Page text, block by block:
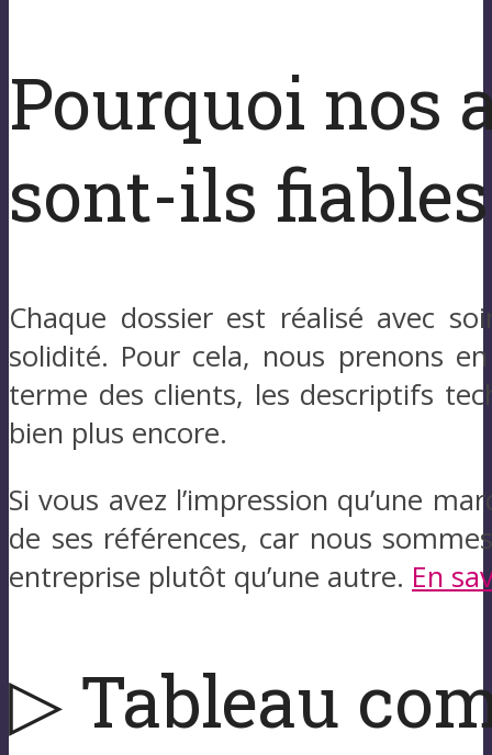
Pourquoi nos
sont-ils
Chaque dossier est réalisé avec
solidité. Pour cela, nous prenons
terme des clients, les descriptifs
bien plus encore.
Si vous avez l’impression qu’une
de ses références, car nous
entreprise plutôt qu’une autre. En
▷ Tableau